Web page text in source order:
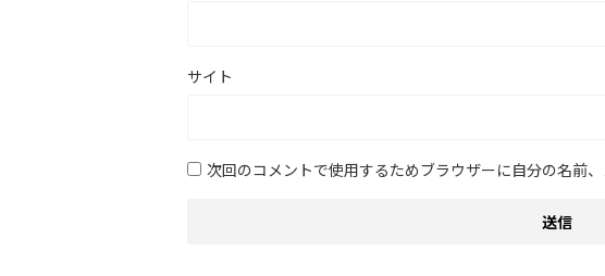
サイト
次回のコメントで使用するためブラウザーに自分の名前